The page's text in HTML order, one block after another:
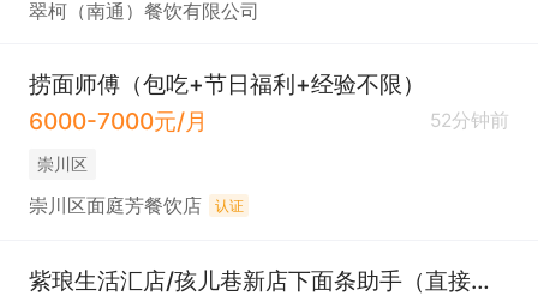
翠柯（南通）餐饮有限公司
捞面师傅（包吃+节日福利+经验不限）
6000-7000元/月
52分钟前
崇川区
崇川区面庭芳餐饮店 认证
紫琅生活汇店/孩儿巷新店下面条助手（直接电联+工作餐）